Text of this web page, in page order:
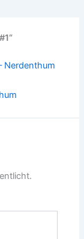
Nerdenthum